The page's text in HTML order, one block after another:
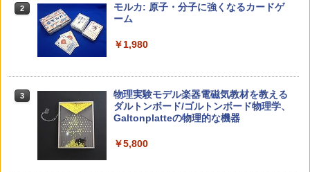
￥2,200
3
カウンセリングとは何か 変化するという
こと (講談社現代新書 2787)
何回も書ける! れんしゅうボード ひらが
な・カタカナ・すうじ・ABC 3歳以上 知
【くもん出版公式特別セット】くもん出
版(KUMON PUBLISHING) くもんの日本
知育玩具 おもちゃ 5歳以上 KUMON PN-
￥2,750
￥4,290
2
モルカ: 原子・分子に強くなるカードゲ
ーム
￥1,980
3
物理実験モデル楽器電磁気教材を教える
ダルトンボード/ゴルトンボード物理学、
Galtonplatteの物理的な機器
￥5,800